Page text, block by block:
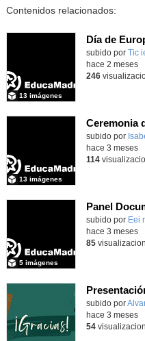
Contenidos relacionados:
subido por Tic
13 imágenes
hace 2 meses
246
subido por
13 imágenes
hace 3 meses
114
Panel
Contenido
subido por Eei
5 imágenes
hace 3 meses
85
Contenido
subido por
hace 3 meses
54